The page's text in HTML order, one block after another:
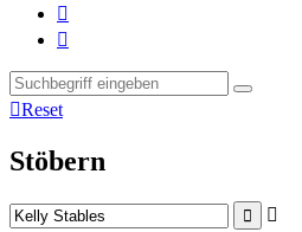


Reset
Stöbern

